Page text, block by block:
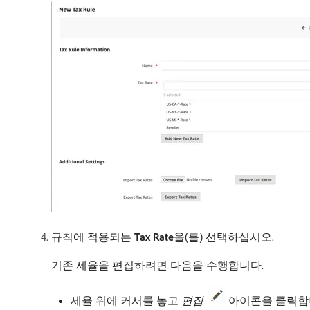
규칙에 적용되는 Tax Rate​을(를) 선택하십시오.
기존 세율을 편집하려면 다음을 수행합니다.
세율 위에 커서를 놓고 편집 아이콘을 클릭